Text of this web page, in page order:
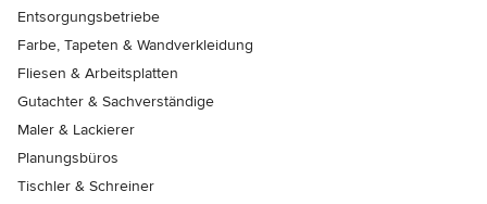
Entsorgungsbetriebe
Farbe, Tapeten & Wandverkleidung
Fliesen & Arbeitsplatten
Gutachter & Sachverständige
Maler & Lackierer
Planungsbüros
Tischler & Schreiner